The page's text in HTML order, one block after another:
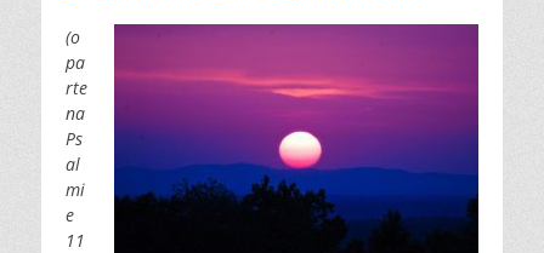
(o
pa
rte
na
Ps
al
mi
e
11